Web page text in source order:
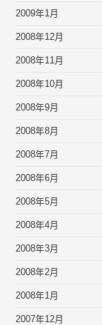
2009年1月
2008年12月
2008年11月
2008年10月
2008年9月
2008年8月
2008年7月
2008年6月
2008年5月
2008年4月
2008年3月
2008年2月
2008年1月
2007年12月